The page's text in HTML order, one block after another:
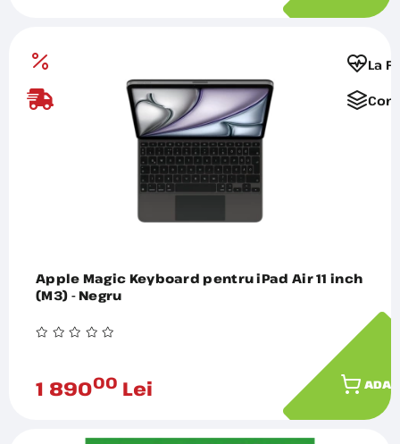
La
Apple Magic Keyboard pentru iPad Air 11 inch
(M3) - Negru
1 89000 Lei